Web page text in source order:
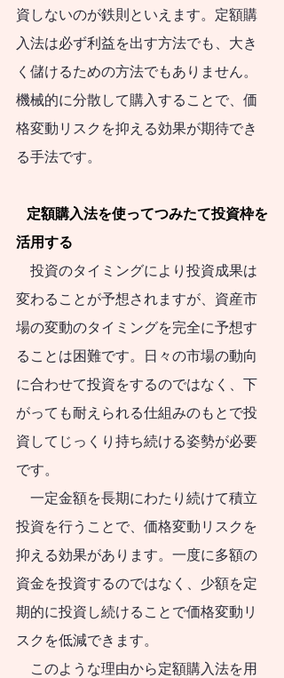
と考えている人のた
めに、代表的な50の
疑問に答える形式で
まとめてみました。
これまで紆余曲折を
たどってきた資産形
続く長くて真っすぐ
な道が見えてくるこ
とを期待します。人
口減社会の資産形成
のためのスタートブ
ックとして活用して
いただければ幸いで
す。
資しないのが鉄則といえます。定額購
入法は必ず利益を出す方法でも、大き
く儲けるための方法でもありません。
機械的に分散して購入することで、価
格変動リスクを抑える効果が期待でき
る手法です。
活用する
投資のタイミングにより投資成果は
変わることが予想されますが、資産市
場の変動のタイミングを完全に予想す
ることは困難です。日々の市場の動向
に合わせて投資をするのではなく、下
がっても耐えられる仕組みのもとで投
資してじっくり持ち続ける姿勢が必要
です。
一定金額を長期にわたり続けて積立
投資を行うことで、価格変動リスクを
抑える効果があります。一度に多額の
資金を投資するのではなく、少額を定
期的に投資し続けることで価格変動リ
スクを低減できます。
このような理由から定額購入法を用